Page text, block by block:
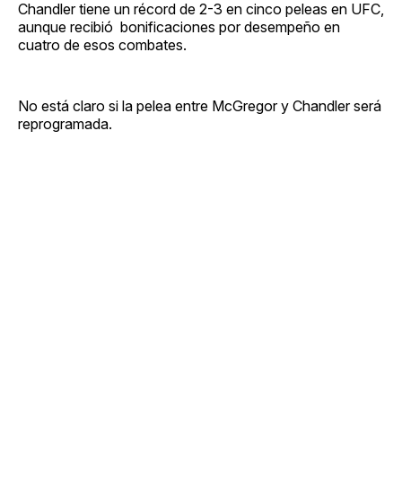
Chandler tiene un récord de 2-3 en cinco peleas en UFC,
aunque recibió bonificaciones por desempeño en
cuatro de esos combates.
No está claro si la pelea entre McGregor y Chandler será
reprogramada.